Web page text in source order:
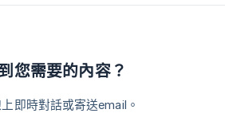
您需要的內容？
即時對話或寄送email。